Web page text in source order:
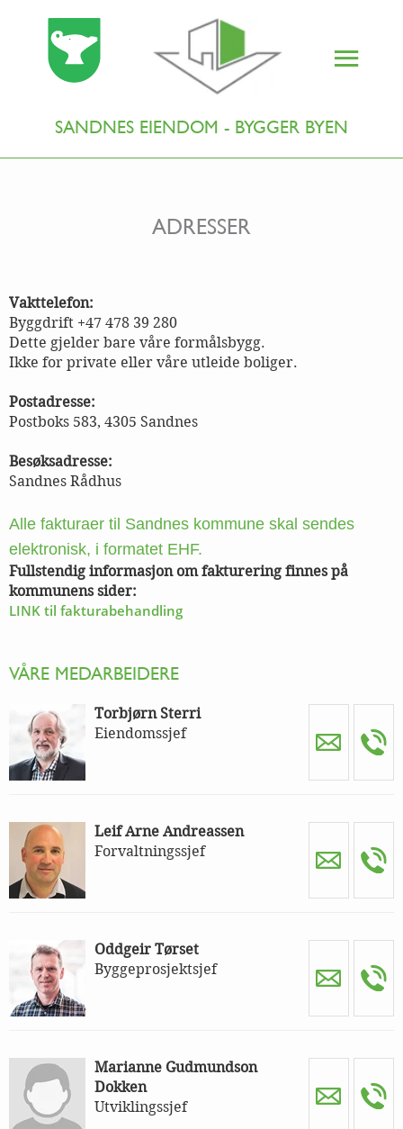
SANDNES EIENDOM - BYGGER BYEN
ADRESSER
Vakttelefon:
Byggdrift +47 478 39 280
Dette gjelder bare våre formålsbygg.
Ikke for private eller våre utleide boliger.
Postadresse:
Postboks 583, 4305 Sandnes
Besøksadresse:
Sandnes Rådhus
Alle fakturaer til Sandnes kommune skal sendes
elektronisk, i formatet EHF.
Fullstendig informasjon om fakturering finnes på
kommunens sider:
LINK til fakturabehandling
VÅRE MEDARBEIDERE
Torbjørn Sterri
Eiendomssjef
Leif Arne Andreassen
Forvaltningssjef
Oddgeir Tørset
Byggeprosjektsjef
Marianne Gudmundson
Dokken
Utviklingssjef